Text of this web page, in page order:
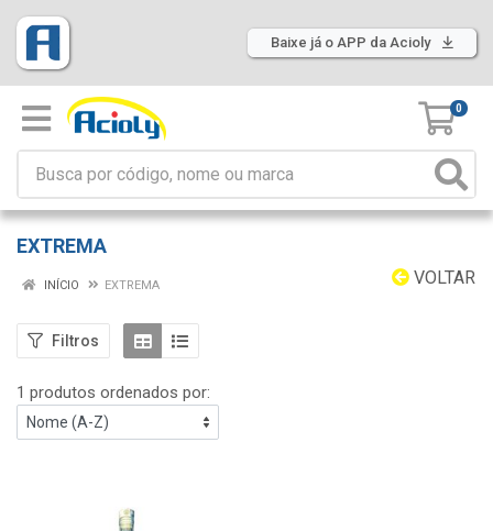
Baixe já o APP da Acioly
0
EXTREMA
VOLTAR
INÍCIO EXTREMA
Filtros
1 produtos ordenados por: